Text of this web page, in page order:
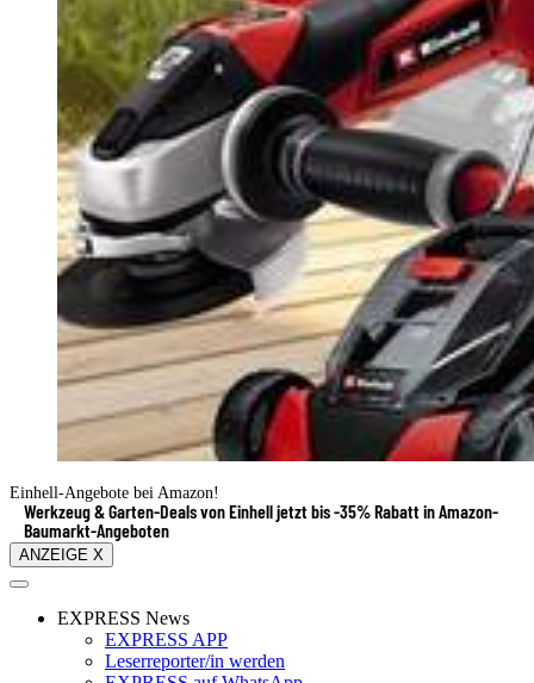
Einhell-Angebote bei Amazon!
Werkzeug & Garten-Deals von Einhell jetzt bis -35% Rabatt in Amazon-
Baumarkt-Angeboten
ANZEIGE X
EXPRESS News
EXPRESS APP
Leserreporter/in werden